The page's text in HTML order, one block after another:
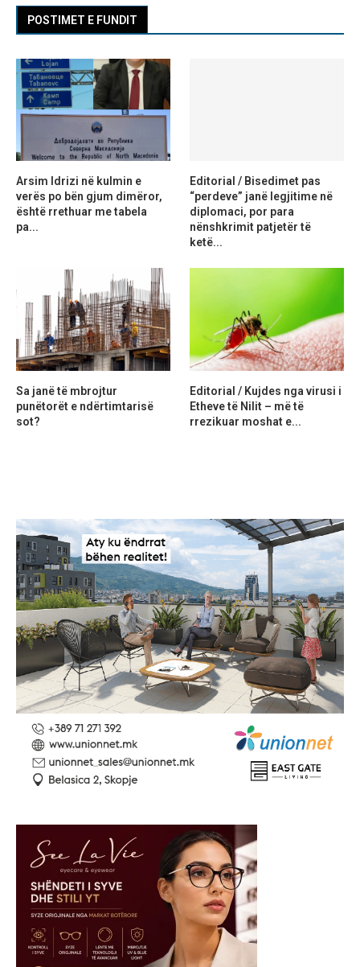
POSTIMET E FUNDIT
Arsim Idrizi në kulmin e
verës po bën gjum dimëror,
është rrethuar me tabela
pa...
Editorial / Bisedimet pas
“perdeve” janë legjitime në
diplomaci, por para
nënshkrimit patjetër të
ketë...
Sa janë të mbrojtur
punëtorët e ndërtimtarisë
sot?
Editorial / Kujdes nga virusi i
Etheve të Nilit – më të
rrezikuar moshat e...